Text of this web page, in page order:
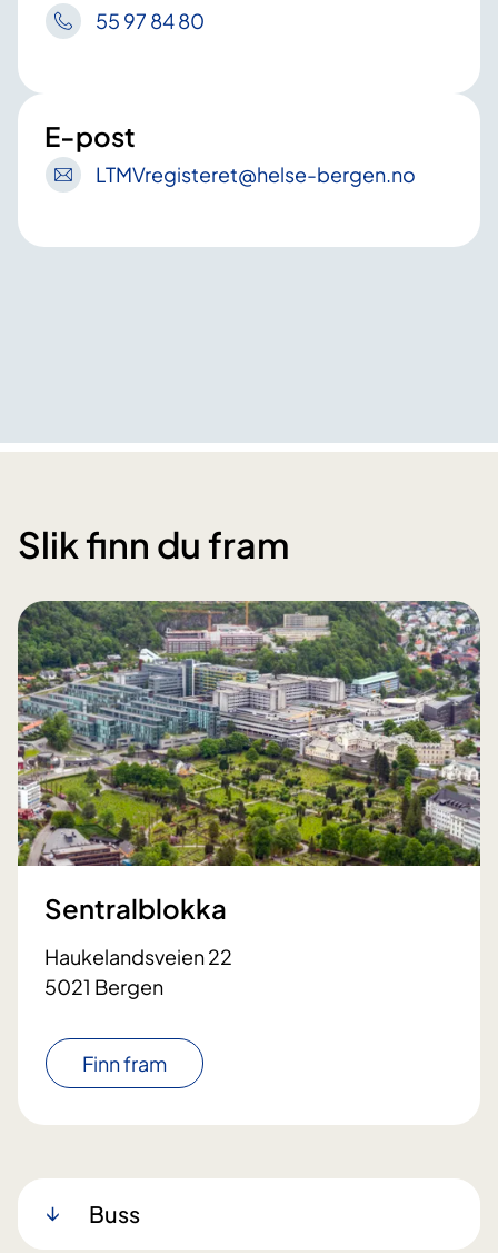
55 97 84 80
E-post
LTMVregisteret@helse-bergen.no
Slik finn du fram
Sentralblokka
Haukelandsveien 22
5021 Bergen
Finn fram
Buss